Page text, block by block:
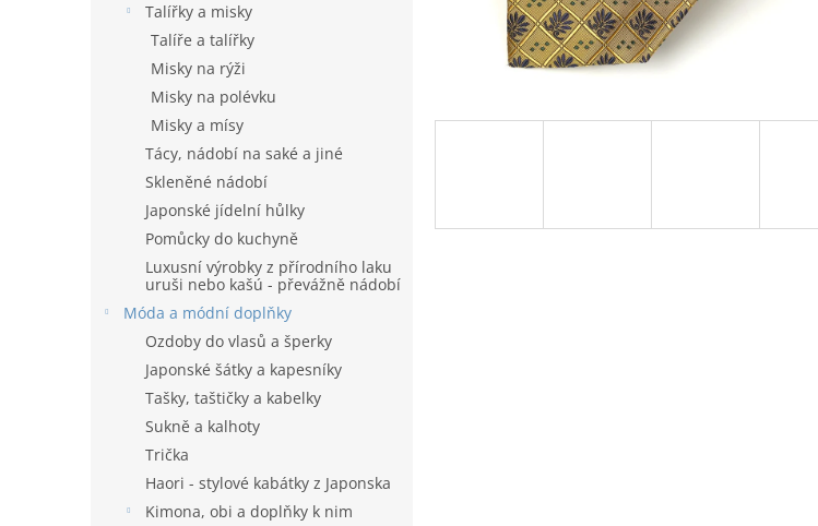
Talířky a misky
Talíře a talířky
Misky na rýži
Misky na polévku
Misky a mísy
Tácy, nádobí na saké a jiné
Skleněné nádobí
Japonské jídelní hůlky
Pomůcky do kuchyně
Luxusní výrobky z přírodního laku
uruši nebo kašú - převážně nádobí
Móda a módní doplňky
Ozdoby do vlasů a šperky
Japonské šátky a kapesníky
Tašky, taštičky a kabelky
Sukně a kalhoty
Trička
Haori - stylové kabátky z Japonska
Kimona, obi a doplňky k nim